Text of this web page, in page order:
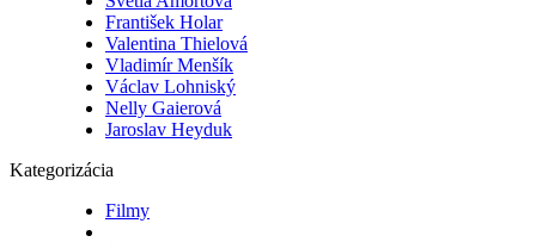
František Holar
Valentina Thielová
Vladimír Menšík
Václav Lohniský
Nelly Gaierová
Jaroslav Heyduk
Kategorizácia
Filmy